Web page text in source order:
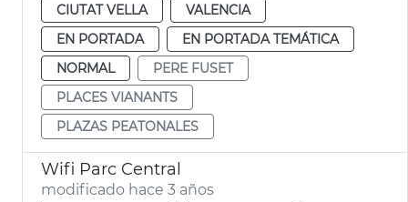
CIUTAT VELLA
VALENCIA
EN PORTADA
EN PORTADA TEMÁTICA
NORMAL
PERE FUSET
PLACES VIANANTS
PLAZAS PEATONALES
Wifi Parc Central
modificado hace 3 años